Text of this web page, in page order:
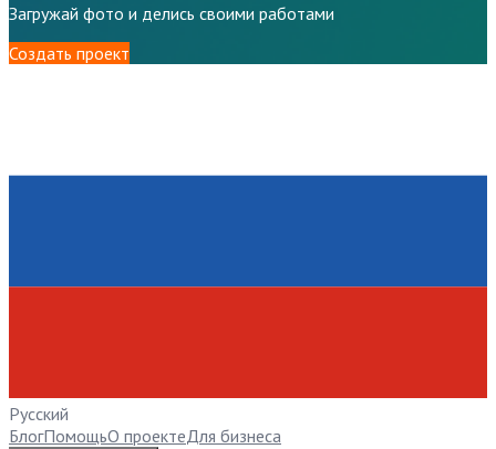
Загружай фото и делись своими работами
Создать проект
Русский
БлогПомощьО проектеДля бизнеса